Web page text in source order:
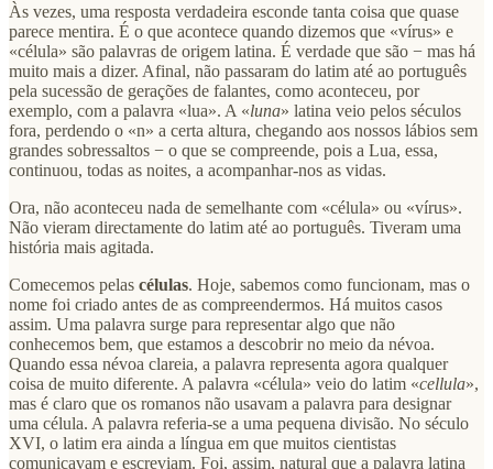
Às vezes, uma resposta verdadeira esconde tanta coisa que quase
parece mentira. É o que acontece quando dizemos que «vírus» e
«célula» são palavras de origem latina. É verdade que são − mas há
muito mais a dizer. Afinal, não passaram do latim até ao português
pela sucessão de gerações de falantes, como aconteceu, por
exemplo, com a palavra «lua». A «luna» latina veio pelos séculos
fora, perdendo o «n» a certa altura, chegando aos nossos lábios sem
grandes sobressaltos − o que se compreende, pois a Lua, essa,
continuou, todas as noites, a acompanhar‑nos as vidas.
Ora, não aconteceu nada de semelhante com «célula» ou «vírus».
Não vieram directamente do latim até ao português. Tiveram uma
história mais agitada.
Comecemos pelas células. Hoje, sabemos como funcionam, mas o
nome foi criado antes de as compreendermos. Há muitos casos
assim. Uma palavra surge para representar algo que não
conhecemos bem, que estamos a descobrir no meio da névoa.
Quando essa névoa clareia, a palavra representa agora qualquer
coisa de muito diferente. A palavra «célula» veio do latim «cellula»,
mas é claro que os romanos não usavam a palavra para designar
uma célula. A palavra referia‑se a uma pequena divisão. No século
XVI, o latim era ainda a língua em que muitos cientistas
comunicavam e escreviam. Foi, assim, natural que a palavra latina